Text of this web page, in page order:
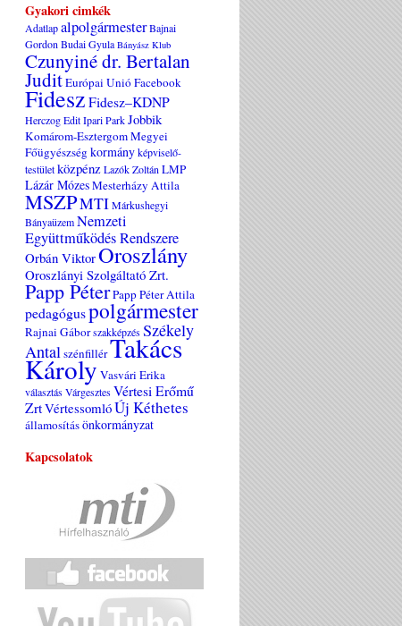
Gyakori cimkék
AdatlapalpolgármesterBajnai
Gordon Budai Gyula Bányász Klub
Czunyiné dr. Bertalan
JuditEurópai UnióFacebook
FideszFidesz–KDNP
Herczog EditIpari ParkJobbik
Komárom-Esztergom Megyei
Főügyészség kormányképviselő-
testületközpénzLazók Zoltán LMP
Lázár MózesMesterházy Attila
MSZPMTIMárkushegyi
BányaüzemNemzeti
Együttműködés Rendszere
Orbán ViktorOroszlány
Oroszlányi Szolgáltató Zrt.
Papp PéterPapp Péter Attila
pedagóguspolgármester
Rajnai GáborszakképzésSzékely
AntalszénfillérTakács
KárolyVasvári Erika
választásVárgesztesVértesi Erőmű
ZrtVértessomlóÚj Kéthetes
államosításönkormányzat
Kapcsolatok